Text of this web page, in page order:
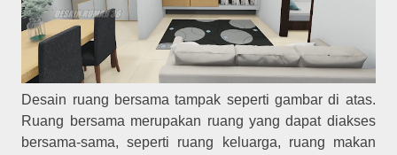
Desain ruang bersama tampak seperti gambar di atas.
Ruang bersama merupakan ruang yang dapat diakses
bersama-sama, seperti ruang keluarga, ruang makan